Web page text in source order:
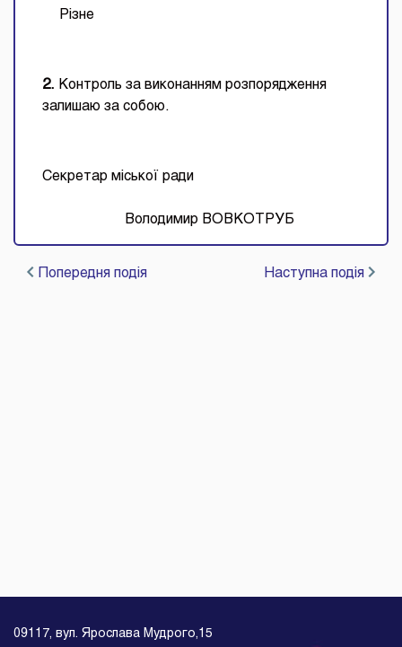
Різне
2. Контроль за виконанням розпорядження
залишаю за собою.
Секретар міської ради
Володимир ВОВКОТРУБ
Попередня подія Наступна подія
09117, вул. Ярослава Мудрого,15